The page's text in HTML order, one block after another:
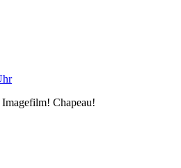
Imagefilm! Chapeau!